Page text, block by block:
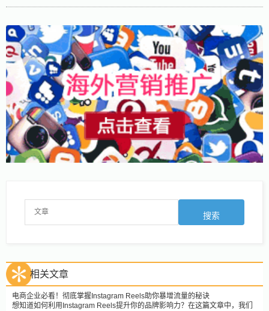
相关文章
电商企业必看！彻底掌握Instagram Reels助你暴增流量的秘诀
想知道如何利用Instagram Reels提升你的品牌影响力？在这篇文章中，我们